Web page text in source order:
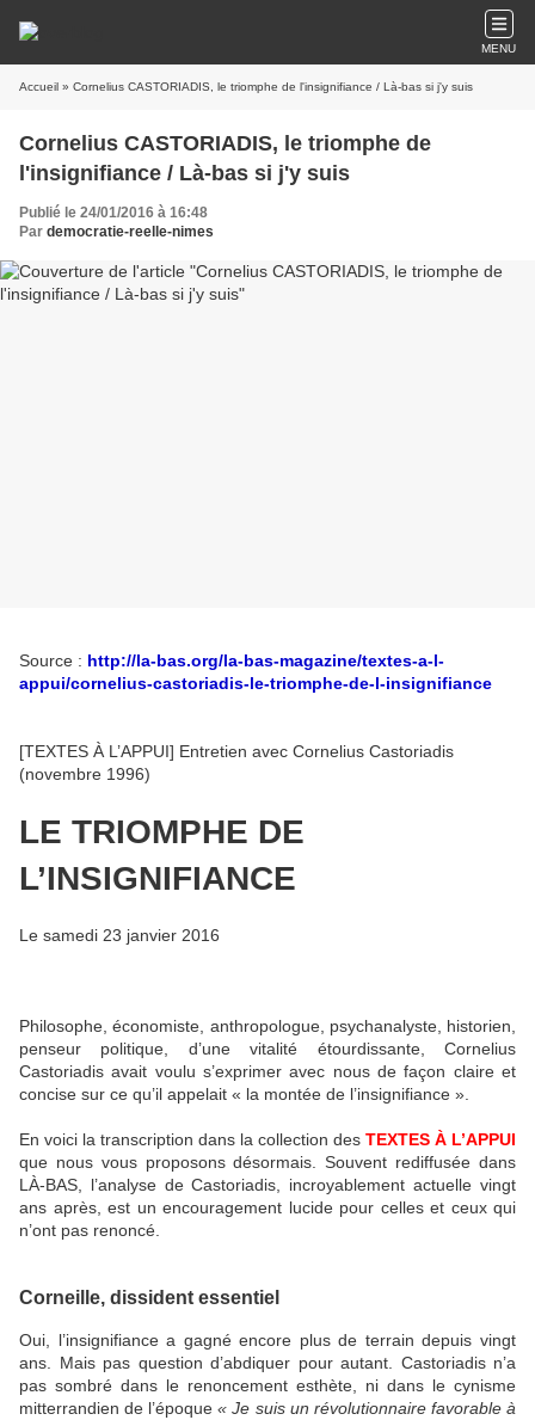
MENU
Accueil » Cornelius CASTORIADIS, le triomphe de l'insignifiance / Là-bas si j'y suis
Cornelius CASTORIADIS, le triomphe de
l'insignifiance / Là-bas si j'y suis
Publié le 24/01/2016 à 16:48
Par democratie-reelle-nimes
Source : http://la-bas.org/la-bas-magazine/textes-a-l-
appui/cornelius-castoriadis-le-triomphe-de-l-insignifiance
[TEXTES À L’APPUI] Entretien avec Cornelius Castoriadis
(novembre 1996)
LE TRIOMPHE DE
L’INSIGNIFIANCE
Le samedi 23 janvier 2016
Philosophe, économiste, anthropologue, psychanalyste, historien,
penseur politique, d’une vitalité étourdissante, Cornelius
Castoriadis avait voulu s’exprimer avec nous de façon claire et
concise sur ce qu’il appelait « la montée de l’insignifiance ».
En voici la transcription dans la collection des TEXTES À L’APPUI
que nous vous proposons désormais. Souvent rediffusée dans
LÀ-BAS, l’analyse de Castoriadis, incroyablement actuelle vingt
ans après, est un encouragement lucide pour celles et ceux qui
n’ont pas renoncé.
Corneille, dissident essentiel
Oui, l’insignifiance a gagné encore plus de terrain depuis vingt
ans. Mais pas question d’abdiquer pour autant. Castoriadis n’a
pas sombré dans le renoncement esthète, ni dans le cynisme
mitterrandien de l’époque« Je suis un révolutionnaire favorable à